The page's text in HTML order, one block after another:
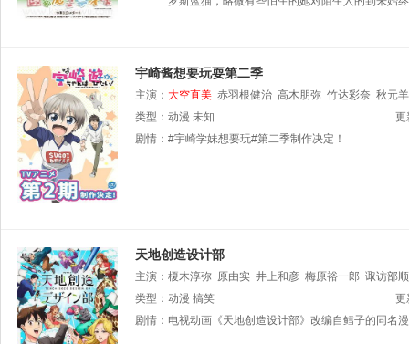
宇崎酱想要玩耍第二季
主演： 大空直美 赤羽根健治 高木朋弥 竹达彩奈 秋元
类型： 动漫 未知
更
剧情： #宇崎学妹想要玩#第二季制作决定！
天地创造设计部
主演： 榎木淳弥 原由实 井上和彦 梅原裕一郎 诹访部
类型： 动漫 搞笑
更
剧情： 电视动画《天地创造设计部》改编自鳕子的同名